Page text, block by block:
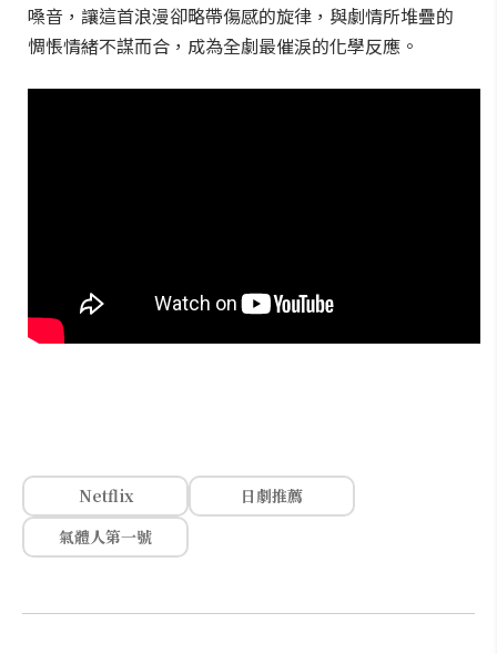
嗓音，讓這首浪漫卻略帶傷感的旋律，與劇情所堆疊的
惆悵情緒不謀而合，成為全劇最催淚的化學反應。
Netflix
日劇推薦
氣體人第一號